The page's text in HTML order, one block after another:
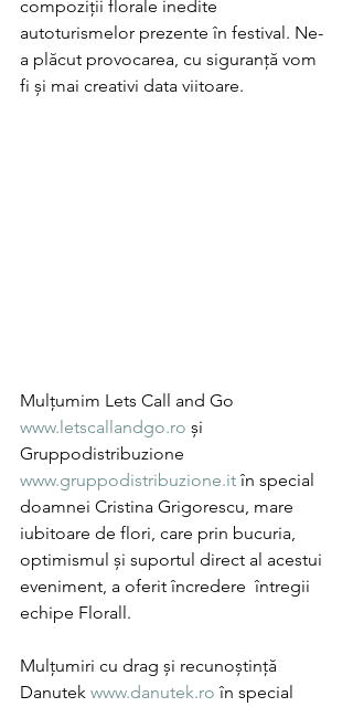
compoziții florale inedite
autoturismelor prezente în festival. Ne-
a plăcut provocarea, cu siguranță vom
fi și mai creativi data viitoare.
Mulțumim Lets Call and Go
www.letscallandgo.ro și
Gruppodistribuzione
www.gruppodistribuzione.it în special
doamnei Cristina Grigorescu, mare
iubitoare de flori, care prin bucuria,
optimismul și suportul direct al acestui
eveniment, a oferit încredere  întregii
echipe Florall.
Mulțumiri cu drag și recunoștință
Danutek www.danutek.ro în special